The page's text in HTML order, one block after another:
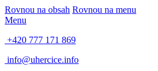
Rovnou na obsah Rovnou na menu
Menu
+420 777 171 869
info@uhercice.info